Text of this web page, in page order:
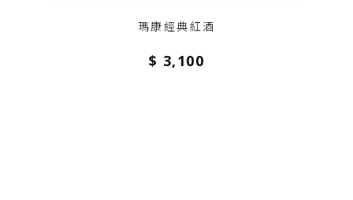
瑪康經典紅酒
$ 3,100